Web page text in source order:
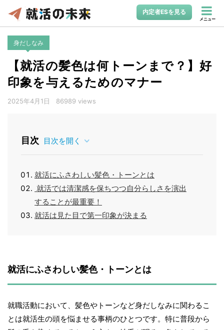
内定者ESを見る
メニュー
身だしなみ
【就活の髪色は何トーンまで？】好
印象を与えるためのマナー
2025年4月1日 86989 views
目次 目次を開く
就活にふさわしい髪色・トーンとは
就活では清潔感を保ちつつ自分らしさを演出
することが最重要！
就活は見た目で第一印象が決まる
就活にふさわしい髪色・トーンとは
就職活動において、髪色やトーンなど身だしなみに関わるこ
とは就活生の頭を悩ませる事柄のひとつです。特に普段から